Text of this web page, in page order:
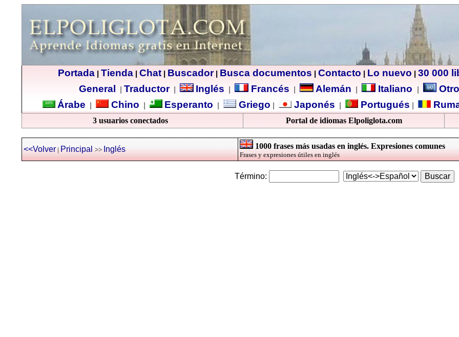
Portada| Tienda| Chat| Buscador| Busca documentos Contacto Lo nuevo 30 000
General
Traductor| Inglés Francés Alemán Italiano
Árabe
Chino Esperanto Griego Japonés Portugués
3 usuarios conectados Portal de idiomas Elpoliglota.com
<<Volver|Principal >>Inglés 1000 frases más usadas en inglés. Expresiones comunes
Frases y expresiones útiles en inglés
Término: